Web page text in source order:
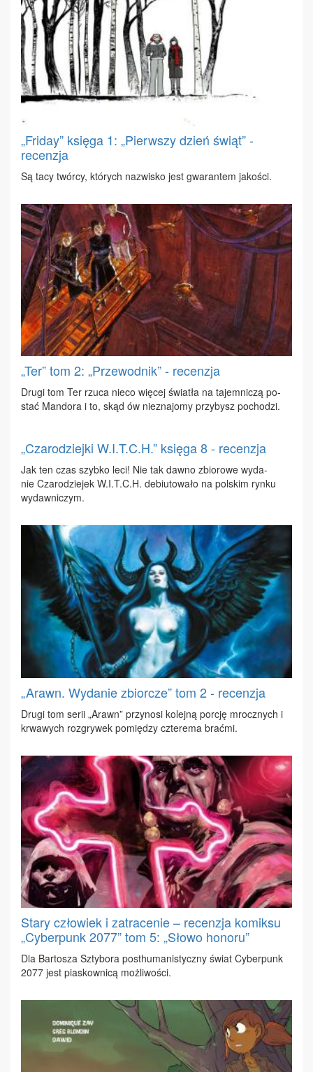
„Friday” księga 1: „Pierwszy dzień świąt” -
recenzja
Są ta­cy twór­cy, któ­rych na­zwi­sko jest gwa­ran­tem ja­ko­ści.
„Ter” tom 2: „Przewodnik” - recenzja
Dru­gi tom Ter rzu­ca nie­co wię­cej świa­tła na ta­jem­ni­czą po­
stać Man­do­ra i to, skąd ów nie­zna­jo­my przy­bysz po­cho­dzi.
„Czarodziejki W.I.T.C.H.” księga 8 - recenzja
Jak ten czas szyb­ko le­ci! Nie tak daw­no zbio­ro­we wy­da­
nie Cza­ro­dzie­jek W.I.T.C.H. de­biu­to­wa­ło na pol­skim ryn­ku
wy­daw­ni­czym.
„Arawn. Wydanie zbiorcze” tom 2 - recenzja
Dru­gi tom se­rii „Arawn” przy­no­si ko­lej­ną por­cję mrocz­nych i
krwa­wych roz­gry­wek po­mię­dzy czte­re­ma brać­mi.
Stary człowiek i zatracenie – recenzja komiksu
„Cyberpunk 2077” tom 5: „Słowo honoru”
Dla Bar­to­sza Szty­bo­ra post­hu­ma­ni­stycz­ny świat Cy­ber­punk
2077 jest pia­skow­ni­cą moż­li­wo­ści.